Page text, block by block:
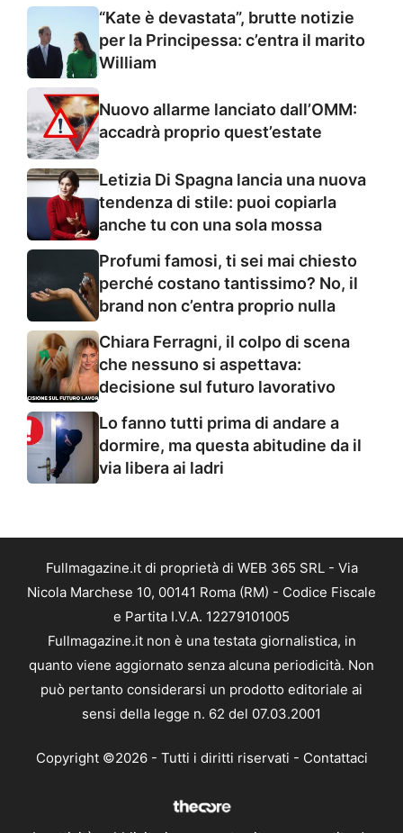
“Kate è devastata”, brutte notizie
per la Principessa: c’entra il marito
William
Nuovo allarme lanciato dall’OMM:
accadrà proprio quest’estate
Letizia Di Spagna lancia una nuova
tendenza di stile: puoi copiarla
anche tu con una sola mossa
Profumi famosi, ti sei mai chiesto
perché costano tantissimo? No, il
brand non c’entra proprio nulla
Chiara Ferragni, il colpo di scena
che nessuno si aspettava:
decisione sul futuro lavorativo
Lo fanno tutti prima di andare a
dormire, ma questa abitudine da il
via libera ai ladri
Fullmagazine.it di proprietà di WEB 365 SRL - Via
Nicola Marchese 10, 00141 Roma (RM) - Codice Fiscale
e Partita I.V.A. 12279101005
Fullmagazine.it non è una testata giornalistica, in
quanto viene aggiornato senza alcuna periodicità. Non
può pertanto considerarsi un prodotto editoriale ai
sensi della legge n. 62 del 07.03.2001
Copyright ©2026 - Tutti i diritti riservati - Contattaci